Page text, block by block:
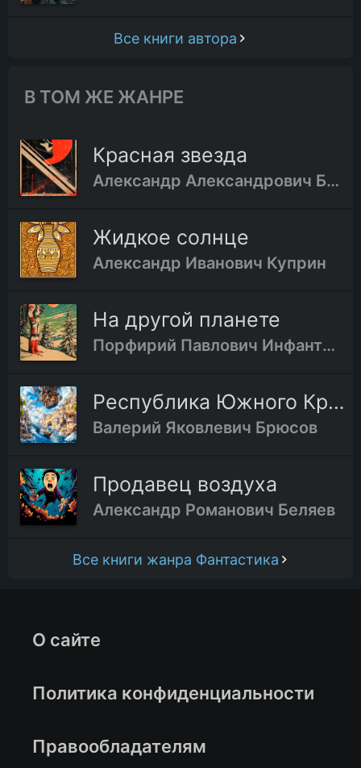
Все книги автора
В ТОМ ЖЕ ЖАНРЕ
Красная звезда
Александр Александрович Богданов
Жидкое солнце
Александр Иванович Куприн
На другой планете
Порфирий Павлович Инфантьев
Республика Южного Креста
Валерий Яковлевич Брюсов
Продавец воздуха
Александр Романович Беляев
Все книги жанра Фантастика
О сайте
Политика конфиденциальности
Правообладателям